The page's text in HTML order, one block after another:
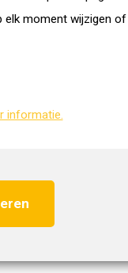
elk moment wijzigen of
informatie.
defecte turbo. Onder
deze beide
het reinigen,